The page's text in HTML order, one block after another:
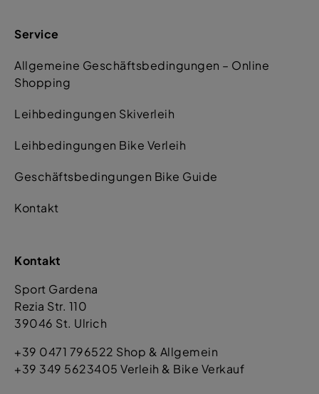
Service
Allgemeine Geschäftsbedingungen – Online
Shopping
Leihbedingungen Skiverleih
Leihbedingungen Bike Verleih
Geschäftsbedingungen Bike Guide
Kontakt
Kontakt
Sport Gardena
Rezia Str. 110
39046 St. Ulrich
+39 0471 796522 Shop & Allgemein
+39 349 5623405 Verleih & Bike Verkauf